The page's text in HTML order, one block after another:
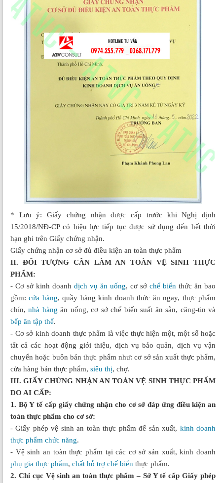
* Lưu ý: Giấy chứng nhận được cấp trước khi Nghị định
15/2018/NĐ-CP có hiệu lực tiếp tục được sử dụng đến hết thời
hạn ghi trên Giấy chứng nhận.
Giấy chứng nhận cơ sở đủ điều kiện an toàn thực phẩm
II. ĐỐI TƯỢNG CẦN LÀM AN TOÀN VỆ SINH THỰC
PHẨM:
- Cơ sở kinh doanh dịch vụ ăn uống, cơ sở chế biến thức ăn bao
gồm:cửa hàng, quầy hàng kinh doanh thức ăn ngay, thực phẩm
chín,nhà hàng ăn uống, cơ sở chế biến suất ăn sẵn, căng-tin và
bếp ăn tập thể.
- Cơ sở kinh doanh thực phẩm là việc thực hiện một, một số hoặc
tất cả các hoạt động giới thiệu, dịch vụ bảo quản, dịch vụ vận
chuyển hoặc buôn bán thực phẩm như: cơ sở sản xuất thực phẩm,
cửa hàng bán thực phẩm, siêu thị, chợ.
III. GIẤY CHỨNG NHẬN AN TOÀN VỆ SINH THỰC PHẨM
DO AI CẤP:
1. Bộ Y tế cấp giấy chứng nhận cho cơ sở đáp ứng điều kiện an
toàn thực phẩm cho cơ sở:
- Giấy phép vệ sinh an toàn thực phẩm để sản xuất, kinh doanh
thực phẩm chức năng.
- Vệ sinh an toàn thực phẩm tại các cơ sở sản xuất, kinh doanh
phụ gia thực phẩm, chất hỗ trợ chế biến thực phẩm.
2. Chi cục Vệ sinh an toàn thực phẩm – Sở Y tế cấp Giấy phép